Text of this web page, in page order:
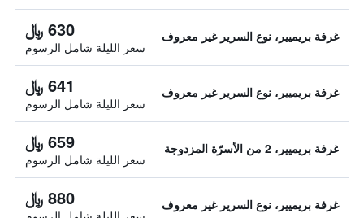
غرفة بريميير، نوع السرير غير معروف 630 ﷼
سعر الليلة شامل الرسوم
غرفة بريميير، نوع السرير غير معروف 641 ﷼
سعر الليلة شامل الرسوم
غرفة بريميير، 2 من الأسرّة المزدوجة 659 ﷼
سعر الليلة شامل الرسوم
غرفة بريميير، نوع السرير غير معروف 880 ﷼